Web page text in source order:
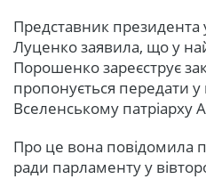
Представник президента
Луценко заявила, що у
Порошенко зареєструє
пропонується передати у
Вселенському патріарху
Про це вона повідомила
ради парламенту у